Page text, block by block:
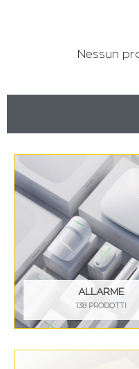
Nessun
ALLARME
138 PRODOTTI